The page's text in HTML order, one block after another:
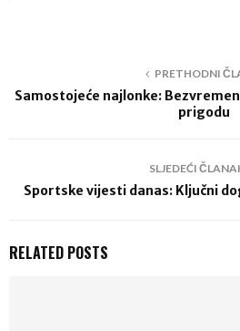
PRETHODNI
Samostojeće najlonke:
prigodu
SLJEDEĆI
Sportske vijesti danas: Ključni
RELATED POSTS